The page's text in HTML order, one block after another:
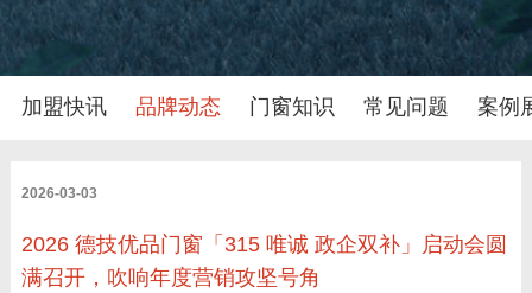
加盟快讯 品牌动态 门窗知识 常见问题 案例
2026-03-03
2026 德技优品门窗「315 唯诚 政企双补」启动会圆
满召开，吹响年度营销攻坚号角